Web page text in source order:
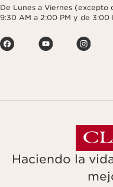
De Lunes a Viernes (excepto
9:30 AM a 2:00 PM y de 3:00
Haciendo la